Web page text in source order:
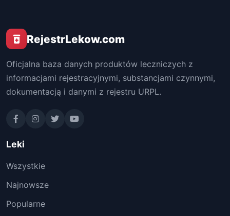
RejestrLekow.com
Oficjalna baza danych produktów leczniczych z
informacjami rejestracyjnymi, substancjami czynnymi,
dokumentacją i danymi z rejestru URPL.
Leki
Wszystkie
Najnowsze
Popularne